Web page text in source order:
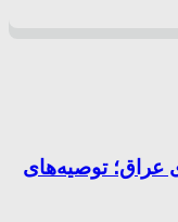
عراق؛ توصیه‌های